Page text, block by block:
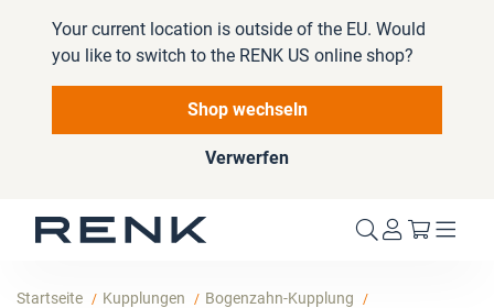
Your current location is outside of the EU. Would
you like to switch to the RENK US online shop?
Shop wechseln
Verwerfen
Mein
Startseite Kupplungen
Bogenzahn-Kupplung